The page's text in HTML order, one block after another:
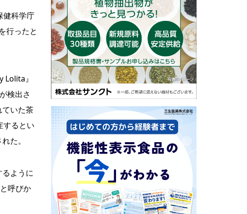
健科学庁
行ったと
Lolita』
検出さ
ていた茶
するとい
た。
ように
呼びか